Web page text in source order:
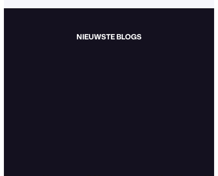
NIEUWSTE BLOGS